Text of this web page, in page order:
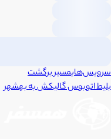
سرویس‌هایمسیر برگشت
بلیط اتوبوسگالیکشبهبهشهر